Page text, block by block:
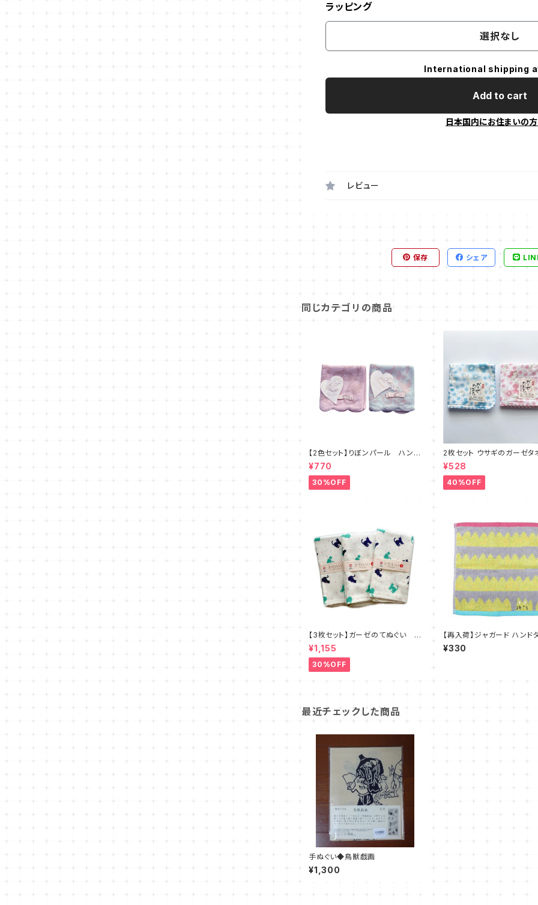
ラッピング
選択なし
International shipping
Add to cart
日本国内にお住まいの
レビュー
保存 シェア
同じカテゴリの商品
【2色セット】りぼンパール ハンカ
チ タオル
¥770
30%OFF
2枚セット ウサギのガーゼタ
ル ピンクとブルー ハンカ
おる 日本製
¥528
40%OFF
【3枚セット】ガーゼのてぬぐい フ
ェイスタオル 日本製
¥1,155
30%OFF
【再入荷】ジャガード ハンド
ル キツネ 【TOY TOY】
チ
¥330
最近チェックした商品
手ぬぐい◆鳥獣戯画
¥1,300